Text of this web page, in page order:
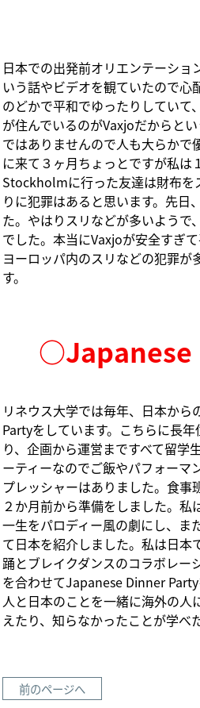
日本での出発前オリエンテーショ
いう話やビデオを観ていたので
のどかで平和でゆったりしていて
が住んでいるのがVaxjoだからと
ではありませんので人も大らかで
に来て３ヶ月ちょっとですが私
Stockholmに行った友達は財布を
りに犯罪はあると思います。先
た。やはりスリなどが多いようで
でした。本当にVaxjoが安全すぎ
ヨーロッパ内のスリなどの犯罪が
す。
○Japanese
リネウス大学では毎年、日本か
Partyをしています。こちらに長
り、企画から運営まですべて留学
ーティーなのでご飯やパフォーマ
プレッシャーはありました。食
２か月前から準備をしました。
一生をパロディー風の劇にし、ま
て日本を紹介しました。私は日本
踊とブレイクダンスのコラボレー
を合わせてJapanese Dinner
人と日本のことを一緒に海外の人
えたり、知らなかったことが学べ
前のページへ